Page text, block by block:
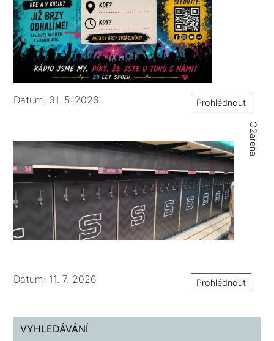
Datum: 31. 5. 2026 Prohlédnout
O2arena
Datum: 11. 7. 2026 Prohlédnout
VYHLEDÁVÁNÍ